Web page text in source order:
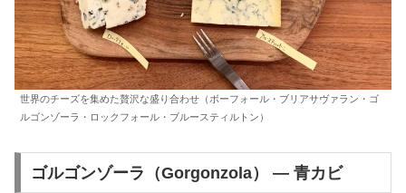
世界のチーズを集めた贅沢な盛り合わせ（ボーフォール・ブリアサヴァラン・ゴ
ルゴンゾーラ・ロックフォール・ブルースティルトン）
ゴルゴンゾーラ（Gorgonzola） — 青カビ